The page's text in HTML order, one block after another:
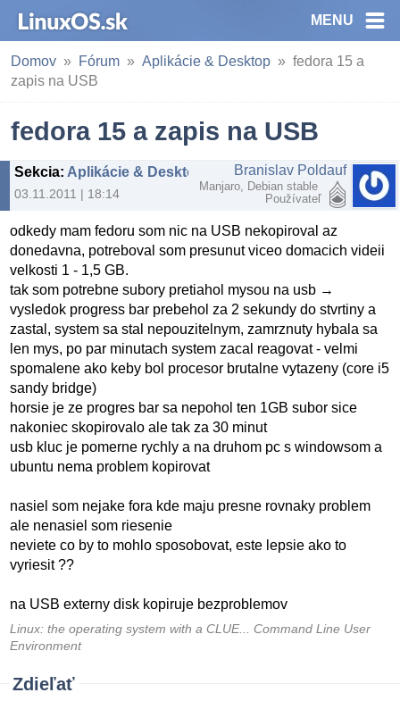
MENU
Domov Fórum Aplikácie & Desktop
fedora 15 a
zapis na USB
fedora 15 a zapis na USB
Sekcia: Aplikácie & Desktop
03.11.2011 | 18:14
Branislav Poldauf
Manjaro, Debian stable
Používateľ
odkedy mam fedoru som nic na USB nekopiroval az
donedavna, potreboval som presunut viceo domacich videii
velkosti 1 - 1,5 GB.
tak som potrebne subory pretiahol mysou na usb →
vysledok progress bar prebehol za 2 sekundy do stvrtiny a
zastal, system sa stal nepouzitelnym, zamrznuty hybala sa
len mys, po par minutach system zacal reagovat - velmi
spomalene ako keby bol procesor brutalne vytazeny (core i5
sandy bridge)
horsie je ze progres bar sa nepohol ten 1GB subor sice
nakoniec skopirovalo ale tak za 30 minut
usb kluc je pomerne rychly a na druhom pc s windowsom a
ubuntu nema problem kopirovat
nasiel som nejake fora kde maju presne rovnaky problem
ale nenasiel som riesenie
neviete co by to mohlo sposobovat, este lepsie ako to
vyriesit ??
na USB externy disk kopiruje bezproblemov
Linux: the operating system with a CLUE... Command Line User
Environment
Zdieľať